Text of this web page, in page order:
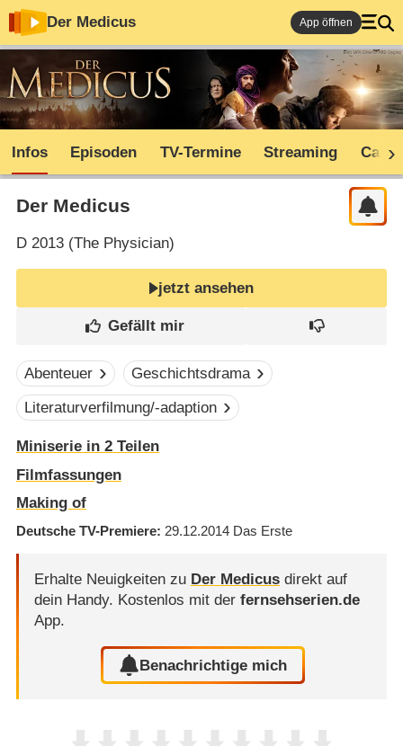
Der Medicus App öffnen
Infos Episoden TV-Termine Streaming Cast
Der Medicus
D2013 (The Physician)
jetzt ansehen
Abenteuer
Geschichtsdrama
Literaturverfilmung/-adaption
Miniserie in 2 Teilen
Filmfassungen
Making of
Deutsche TV-Premiere 29.12.2014 Das Erste
Erhalte Neuigkeiten zu Der Medicusdirekt auf
dein Handy. Kostenlos mit der fernsehserien.de
App.
Benachrichtige mich